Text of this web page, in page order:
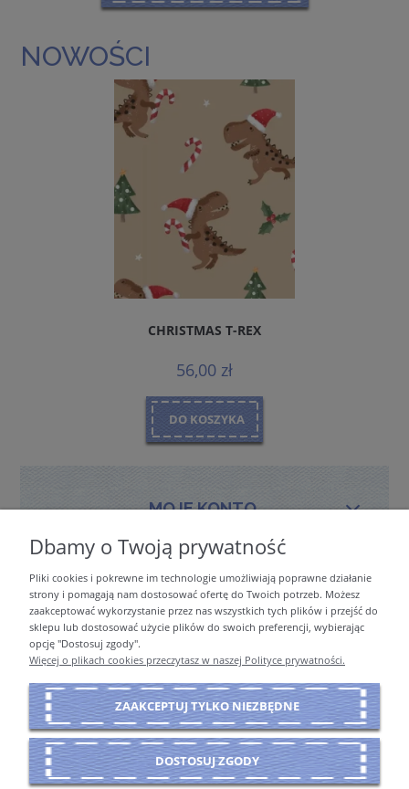
NOWOŚCI
CHRISTMAS T-REX
56,00 zł
DO KOSZYKA
MOJE KONTO
PŁATNOŚCI I DOSTAWA
INFORMACJE
O NAS
POKAŻ PEŁNĄ WERSJĘ STRONY
Dbamy o Twoją prywatność
Pliki cookies i pokrewne im technologie umożliwiają poprawne działanie
strony i pomagają nam dostosować ofertę do Twoich potrzeb. Możesz
zaakceptować wykorzystanie przez nas wszystkich tych plików i przejść do
sklepu lub dostosować użycie plików do swoich preferencji, wybierając
opcję "Dostosuj zgody".
Więcej o plikach cookies przeczytasz w naszej Polityce prywatności.
ZAAKCEPTUJ TYLKO NIEZBĘDNE
DOSTOSUJ ZGODY